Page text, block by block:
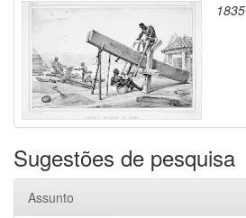
1835
Sugestões de pesquisa
Assunto